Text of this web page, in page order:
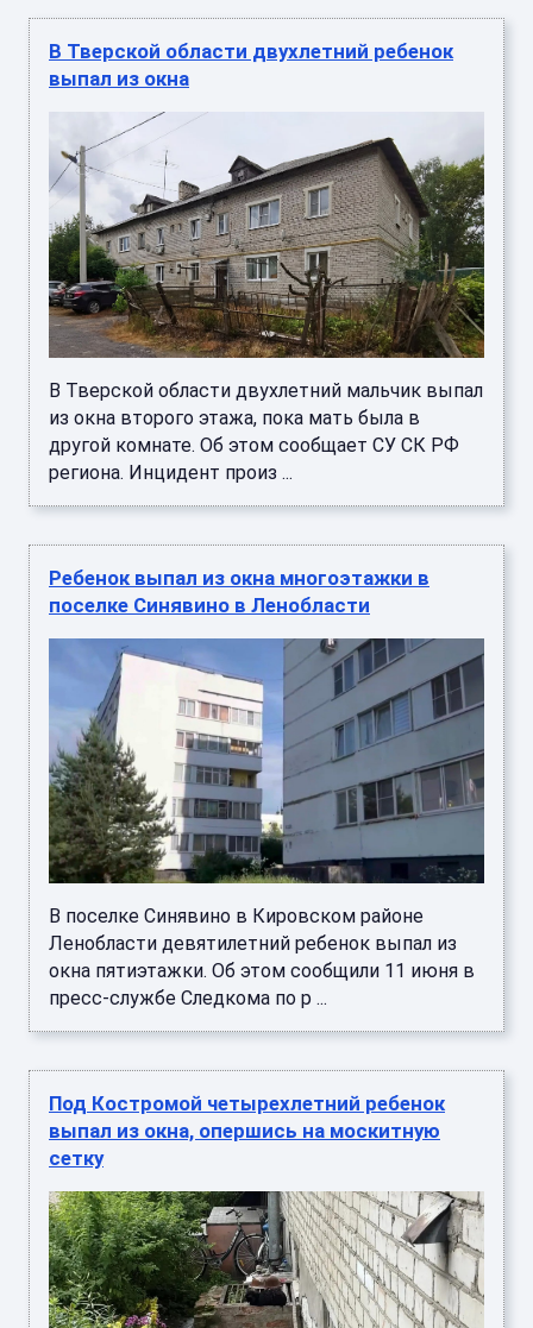
В Тверской области двухлетний ребенок
выпал из окна
В Тверской области двухлетний мальчик выпал
из окна второго этажа, пока мать была в
другой комнате. Об этом сообщает СУ СК РФ
региона. Инцидент произ ...
Ребенок выпал из окна многоэтажки в
поселке Синявино в Ленобласти
В поселке Синявино в Кировском районе
Ленобласти девятилетний ребенок выпал из
окна пятиэтажки. Об этом сообщили 11 июня в
пресс-службе Следкома по р ...
Под Костромой четырехлетний ребенок
выпал из окна, опершись на москитную
сетку